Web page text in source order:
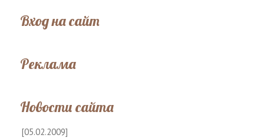
Вход на сайт
Реклама
Новости сайта
[05.02.2009]